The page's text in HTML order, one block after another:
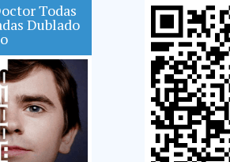
Todas
Dublado